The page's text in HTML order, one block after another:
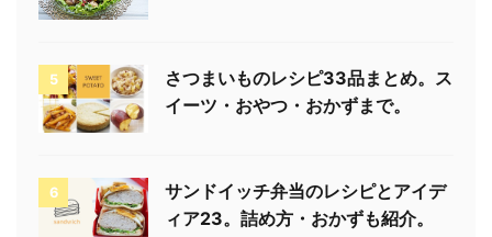
5
さつまいものレシピ33品まとめ。ス
イーツ・おやつ・おかずまで。
6
サンドイッチ弁当のレシピとアイデ
ィア23。詰め方・おかずも紹介。